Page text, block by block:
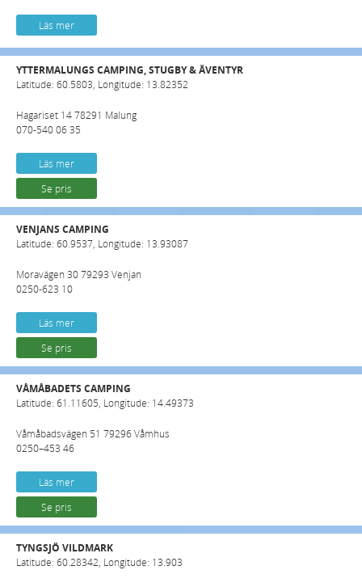
Läs mer
YTTERMALUNGS CAMPING, STUGBY & ÄVENTYR
Latitude: 60.5803, Longitude: 13.82352
Hagariset 14 78291 Malung
070-540 06 35
Läs mer
Se pris
VENJANS CAMPING
Latitude: 60.9537, Longitude: 13.93087
Moravägen 30 79293 Venjan
0250-623 10
Läs mer
Se pris
VÅMÅBADETS CAMPING
Latitude: 61.11605, Longitude: 14.49373
Våmåbadsvägen 51 79296 Våmhus
0250–453 46
Läs mer
Se pris
TYNGSJÖ VILDMARK
Latitude: 60.28342, Longitude: 13.903